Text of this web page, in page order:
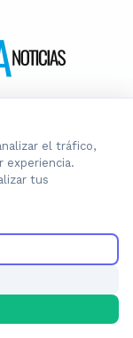
Aires.
el tráfico,
experiencia.
tus